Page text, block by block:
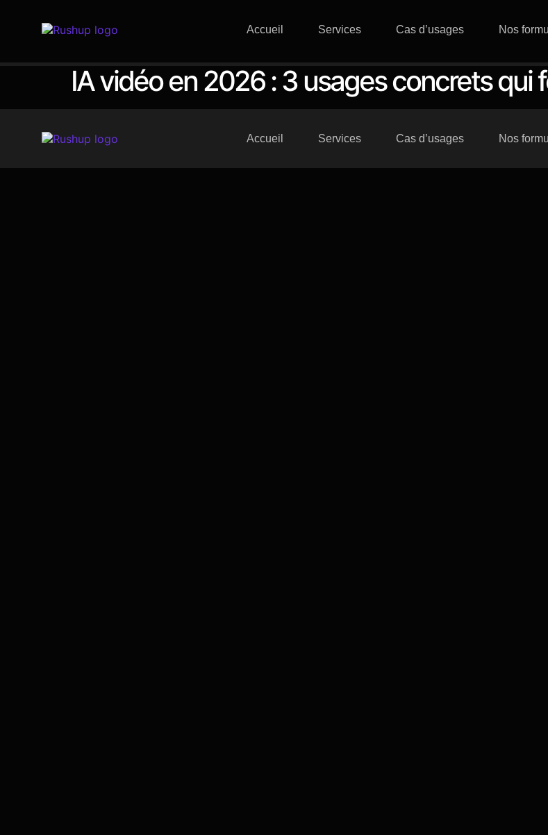
Accueil Services Cas d’usages Nos
IA vidéo en 2026 : 3 usages concrets qui
Accueil Services Cas d’usages Nos